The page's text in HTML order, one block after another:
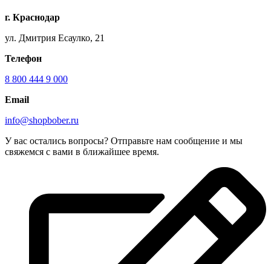
г. Краснодар
ул. Дмитрия Есаулко, 21
Телефон
8 800 444 9 000
Email
info@shopbober.ru
У вас остались вопросы? Отправьте нам сообщение и мы
свяжемся с вами в ближайшее время.